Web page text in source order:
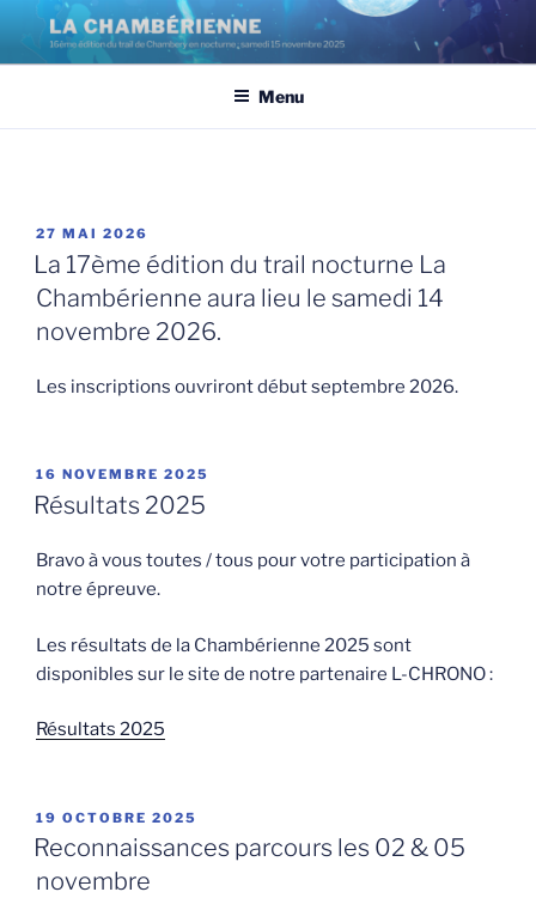
Aller
contenu
Menu
PUBLIÉ
LE
27 MAI 2026
La 17ème édition du trail nocturne La
Chambérienne aura lieu le samedi 14
novembre 2026.
Les inscriptions ouvriront début septembre 2026.
PUBLIÉ
LE
16 NOVEMBRE 2025
Résultats 2025
Bravo à vous toutes / tous pour votre participation à
notre épreuve.
Les résultats de la Chambérienne 2025 sont
disponibles sur le site de notre partenaire L-CHRONO :
Résultats 2025
PUBLIÉ
LE
19 OCTOBRE 2025
Reconnaissances parcours les 02 & 05
novembre